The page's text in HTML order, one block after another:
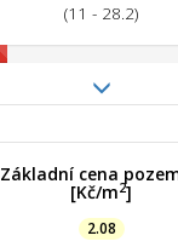
(11 - 28.2)
Základní cena
[Kč/m2]
2.08